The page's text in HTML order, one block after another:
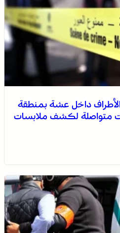
داخل عشة بمنطقة
متواصلة لكشف ملابسات